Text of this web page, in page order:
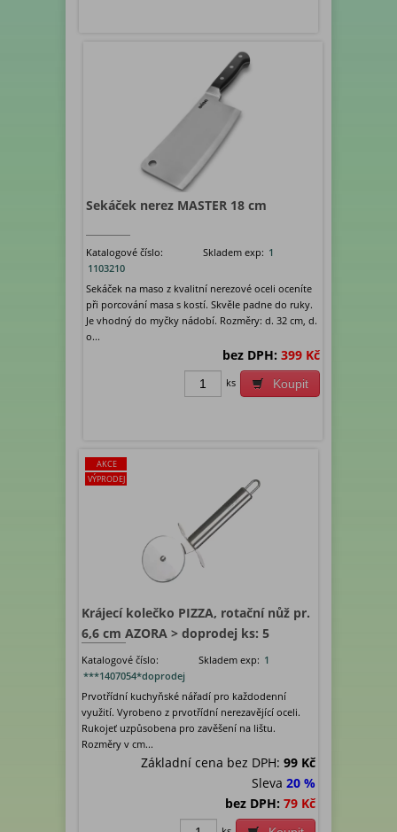
Sekáček nerez MASTER 18 cm
Katalogové číslo:
1103210
Skladem exp: 1
Sekáček na maso z kvalitní nerezové oceli oceníte
při porcování masa s kostí. Skvěle padne do ruky.
Je vhodný do myčky nádobí. Rozměry: d. 32 cm, d.
o...
bez DPH: 399 Kč
Koupit
ks
AKCE
VÝPRODEJ
Krájecí kolečko PIZZA, rotační nůž pr.
6,6 cm AZORA > doprodej ks: 5
Katalogové číslo:
***1407054*doprodej
Skladem exp: 1
Prvotřídní kuchyňské nářadí pro každodenní
využití. Vyrobeno z prvotřídní nerezavějící oceli.
Rukojeť uzpůsobena pro zavěšení na lištu.
Rozměry v cm...
Základní cena bez DPH: 99 Kč
Sleva 20 %
bez DPH: 79 Kč